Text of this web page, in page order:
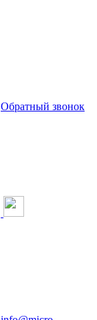
Обратный звонок